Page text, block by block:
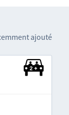
ajouté